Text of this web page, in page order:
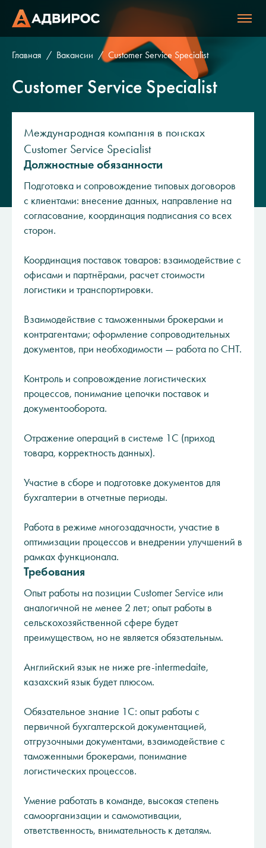
Главная Вакансии Customer Service Specialist
Customer Service Specialist
Международная компания в поисках
Customer Service Specialist
Должностные обязанности
Подготовка и сопровождение типовых договоров
с клиентами: внесение данных, направление на
согласование, координация подписания со всех
сторон.
Координация поставок товаров: взаимодействие с
офисами и партнёрами, расчет стоимости
логистики и транспортировки.
Взаимодействие с таможенными брокерами и
контрагентами; оформление сопроводительных
документов, при необходимости — работа по СНТ.
Контроль и сопровождение логистических
процессов, понимание цепочки поставок и
документооборота.
Отражение операций в системе 1С (приход
товара, корректность данных).
Участие в сборе и подготовке документов для
бухгалтерии в отчетные периоды.
Работа в режиме многозадачности, участие в
оптимизации процессов и внедрении улучшений в
рамках функционала.
Требования
Опыт работы на позиции Customer Service или
аналогичной не менее 2 лет; опыт работы в
сельскохозяйственной сфере будет
преимуществом, но не является обязательным.
Английский язык не ниже pre-intermedaite,
казахский язык будет плюсом.
Обязательное знание 1С: опыт работы с
первичной бухгалтерской документацией,
отгрузочными документами, взаимодействие с
таможенными брокерами, понимание
логистических процессов.
Умение работать в команде, высокая степень
самоорганизации и самомотивации,
ответственность, внимательность к деталям.